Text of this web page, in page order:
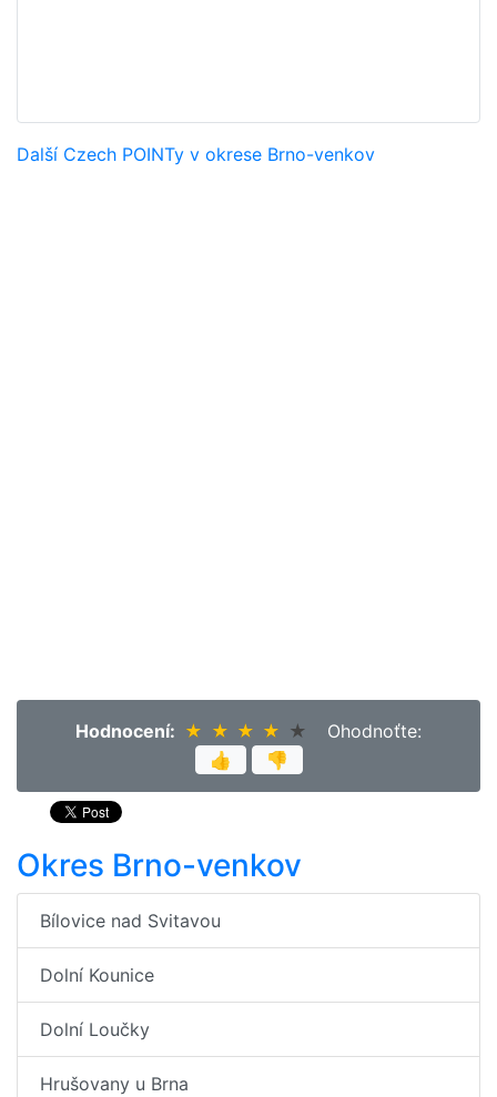
Další Czech POINTy v okrese Brno-venkov
Hodnocení: ★ ★ ★ ★ ★
★ ★ ★ ★ ★
Ohodnoťte:
👍
👎
Okres Brno-venkov
Bílovice nad Svitavou
Dolní Kounice
Dolní Loučky
Hrušovany u Brna